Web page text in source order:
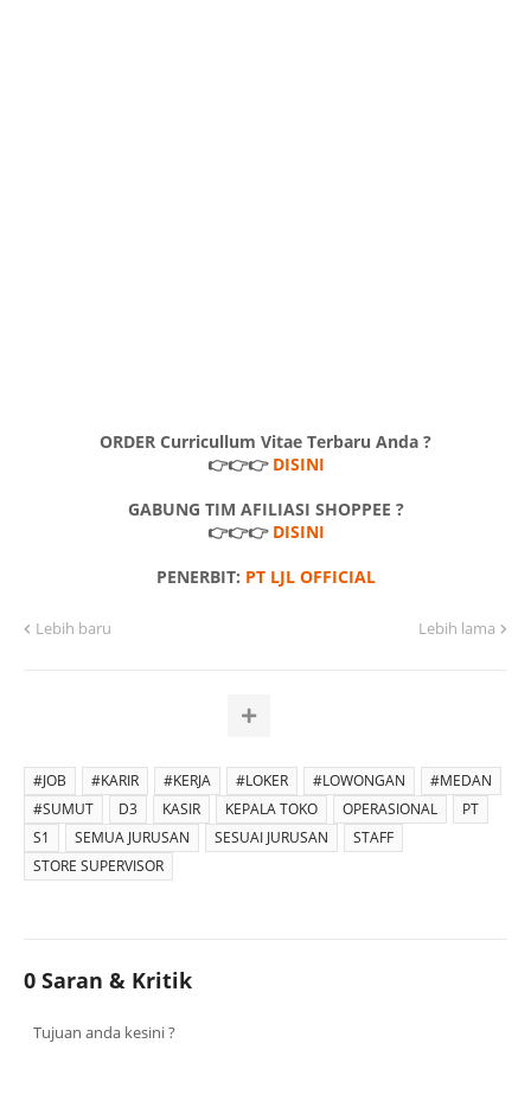
ORDER Curricullum Vitae Terbaru Anda ?
👉👉👉 DISINI
GABUNG TIM AFILIASI SHOPPEE ?
👉👉👉 DISINI
PENERBIT: PT LJL OFFICIAL
Lebih baru Lebih lama
#JOB #KARIR #KERJA #LOKER #LOWONGAN
#MEDAN
#SUMUT
D3 KASIR KEPALA TOKO OPERASIONAL
PT
S1
SEMUA JURUSAN SESUAI JURUSAN
STAFF
STORE SUPERVISOR
0 Saran & Kritik
Tujuan anda kesini ?